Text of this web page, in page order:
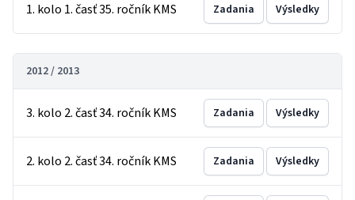
1. kolo 1. časť 35. ročník KMS Zadania Výsledky
2012 / 2013
3. kolo 2. časť 34. ročník KMS Zadania Výsledky
2. kolo 2. časť 34. ročník KMS Zadania Výsledky